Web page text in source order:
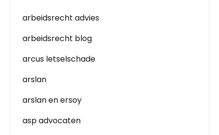
arbeidsrecht advies
arbeidsrecht blog
arcus letselschade
arslan
arslan en ersoy
asp advocaten